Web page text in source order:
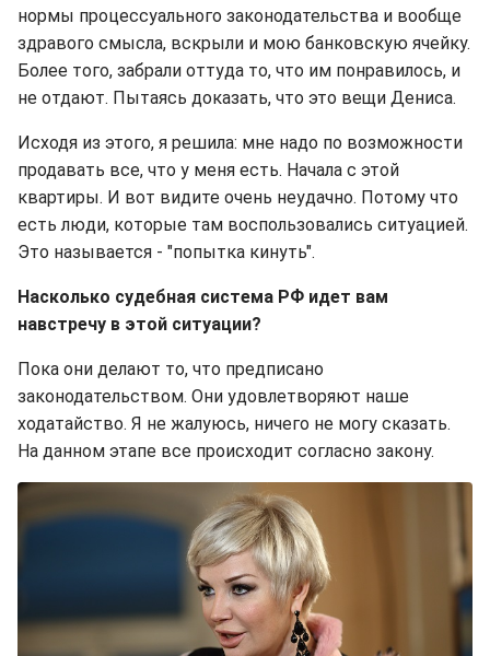
нормы процессуального законодательства и вообще
здравого смысла, вскрыли и мою банковскую ячейку.
Более того, забрали оттуда то, что им понравилось, и
не отдают. Пытаясь доказать, что это вещи Дениса.
Исходя из этого, я решила: мне надо по возможности
продавать все, что у меня есть. Начала с этой
квартиры. И вот видите очень неудачно. Потому что
есть люди, которые там воспользовались ситуацией.
Это называется - "попытка кинуть".
Насколько судебная система РФ идет вам
навстречу в этой ситуации?
Пока они делают то, что предписано
законодательством. Они удовлетворяют наше
ходатайство. Я не жалуюсь, ничего не могу сказать.
На данном этапе все происходит согласно закону.